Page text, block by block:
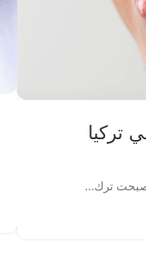
تركيا
ترك...